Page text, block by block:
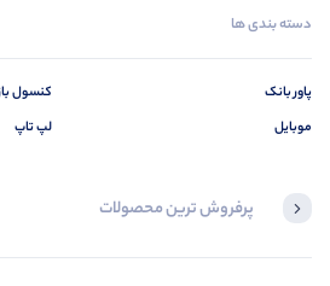
دسته بندی ها
پاور بانک
موبایل
کنسول
لپ تاپ
پرفروش ترین محصولات